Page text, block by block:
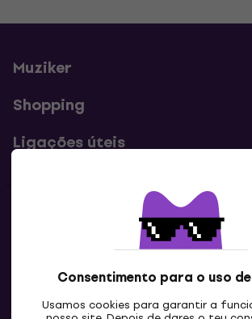
Consentimento para o uso
Usamos cookies para garantir a
Muziker
Shopping
Ligações úteis
Contatos
Contacta-nos